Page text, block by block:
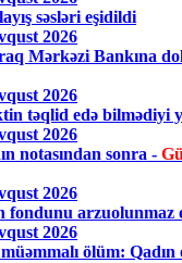
səsləri eşidildi
2026
Mərkəzi Bankına
2026
təqlid edə bilmədiyi
2026
notasından sonra -
2026
fondunu arzuolunmaz
2026
ölüm: Qadın